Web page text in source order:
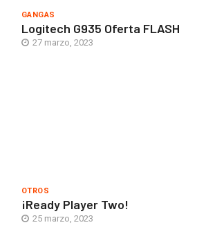
GANGAS
Logitech G935 Oferta FLASH
27 marzo, 2023
OTROS
¡Ready Player Two!
25 marzo, 2023